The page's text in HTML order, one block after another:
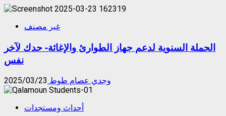
غير مصنف
الحملة السنوية لدعم جهاز الطوارئ والإغاثة- حدك لآخر
نفس
وجدي عصام طوط 2025/03/23
أحداث ومستجدات